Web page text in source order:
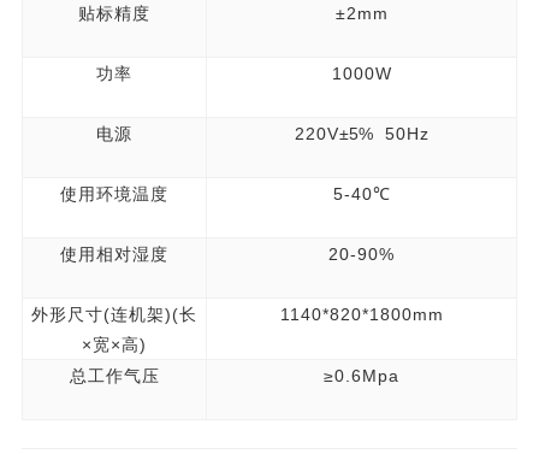
贴标精度
±2mm
功率 1000W
电源 220V±5%50Hz
使用环境温度 5-40℃
使用相对湿度 20-90%
外形尺寸(连机架)(长
×宽×高)
1140*820*1800mm
总工作气压 ≥0.6Mpa